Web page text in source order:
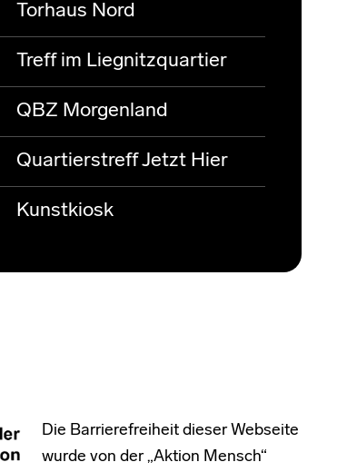
Torhaus Nord
Treff im Liegnitzquartier
QBZ Morgenland
Quartierstreff Jetzt Hier
Kunstkiosk
Die Barrierefreiheit dieser Webseite
wurde von der „Aktion Mensch“